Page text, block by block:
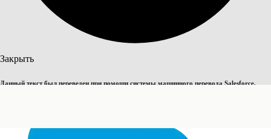
Закрыть
Данный текст был переведен при помощи системы машинного перевода Salesforce.